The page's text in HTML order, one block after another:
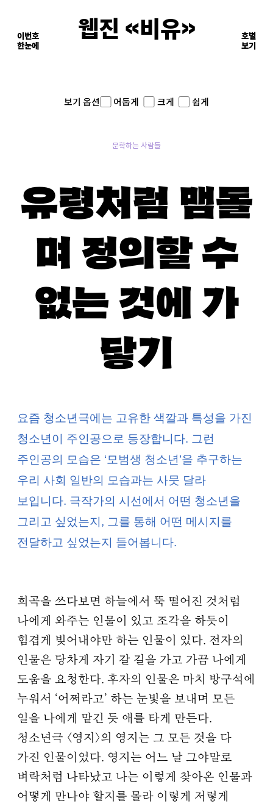
웹진 《비유》
이면의 장면들
이번호
한눈에
호별
보기
보기 옵션 어둡게 크게 쉽게
문학하는 사람들
유령처럼 맴돌
며 정의할 수
없는 것에 가
닿기
요즘 청소년극에는 고유한 색깔과 특성을 가진
청소년이 주인공으로 등장합니다. 그런
주인공의 모습은 ‘모범생 청소년’을 추구하는
우리 사회 일반의 모습과는 사뭇 달라
보입니다. 극작가의 시선에서 어떤 청소년을
그리고 싶었는지, 그를 통해 어떤 메시지를
전달하고 싶었는지 들어봅니다.
희곡을 쓰다보면 하늘에서 뚝 떨어진 것처럼
나에게 와주는 인물이 있고 조각을 하듯이
힘겹게 빚어내야만 하는 인물이 있다. 전자의
인물은 당차게 자기 갈 길을 가고 가끔 나에게
도움을 요청한다. 후자의 인물은 마치 방구석에
누워서 ‘어쩌라고’ 하는 눈빛을 보내며 모든
일을 나에게 맡긴 듯 애를 타게 만든다.
청소년극 〈영지〉의 영지는 그 모든 것을 다
가진 인물이었다. 영지는 어느 날 그야말로
벼락처럼 나타났고 나는 이렇게 찾아온 인물과
어떻게 만나야 할지를 몰라 이렇게 저렇게